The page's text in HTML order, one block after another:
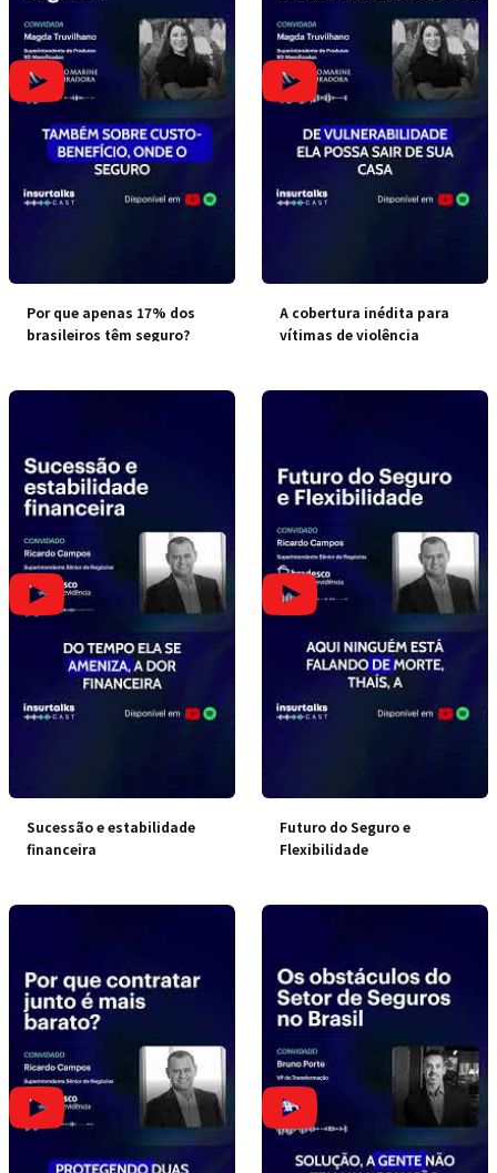
Por que apenas 17% dos
brasileiros têm seguro?
A cobertura inédita para
vítimas de violência
Sucessão e estabilidade
financeira
Futuro do Seguro e
Flexibilidade